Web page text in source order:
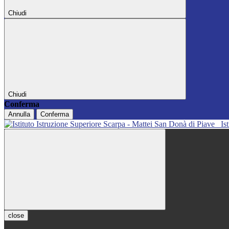
Chiudi
Chiudi
Conferma
Annulla Conferma
close